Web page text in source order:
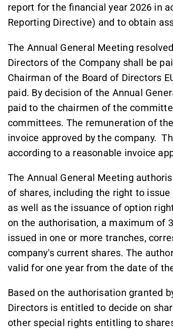
report for the financial year 2026 in
Reporting Directive) and to obtain
The Annual General Meeting
Directors of the Company shall be
Chairman of the Board of Directors
paid. By decision of the Annual
paid to the chairmen of the
committees. The remuneration of
invoice approved by the company.
according to a reasonable invoice
The Annual General Meeting
of shares, including the right to
as well as the issuance of option
on the authorisation, a maximum of
issued in one or more tranches,
company's current shares. The
valid for one year from the date of
Based on the authorisation granted
Directors is entitled to decide on
other special rights entitling to